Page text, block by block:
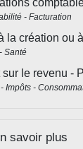
- Facturation
la création ou
Santé
sur le revenu -
Impôts -
savoir plus